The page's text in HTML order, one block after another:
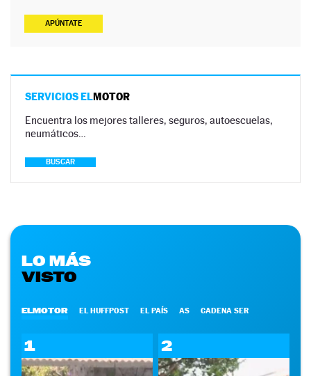
APÚNTATE
SERVICIOS ELMOTOR
Encuentra los mejores talleres, seguros, autoescuelas,
neumáticos…
BUSCAR
LO MÁS
VISTO
ELMOTOR EL HUFFPOST EL PAÍS AS CADENA SER
1 2